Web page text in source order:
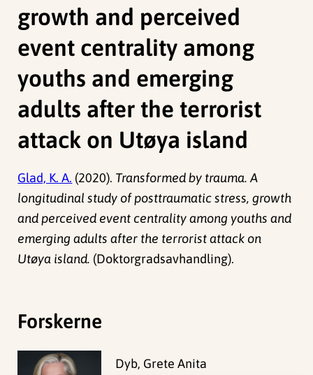
growth and perceived
event centrality among
youths and emerging
adults after the terrorist
attack on Utøya island
Glad, K. A. (2020). Transformed by trauma. A
longitudinal study of posttraumatic stress, growth
and perceived event centrality among youths and
emerging adults after the terrorist attack on
Utøya island. (Doktorgradsavhandling).
Forskerne
Dyb, Grete Anita